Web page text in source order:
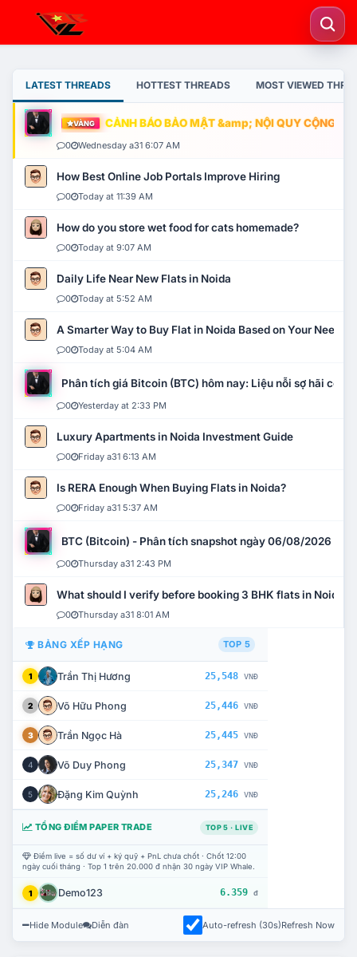
LATEST THREADS HOTTEST THREADS MOST VIEWED
VÀNG CẢNH BÁO BẢO MẬT &amp; NỘI QUY CỘNG
0 Wednesday a31 6:07 AM
How Best Online Job Portals Improve Hiring
0 Today at 11:39 AM
How do you store wet food for cats homemade?
0 Today at 9:07 AM
Daily Life Near New Flats in Noida
0 Today at 5:52 AM
A Smarter Way to Buy Flat in Noida Based on Your Needs
0 Today at 5:04 AM
Phân tích giá Bitcoin (BTC) hôm nay: Liệu nỗi sợ hãi có
0 Yesterday at 2:33 PM
Luxury Apartments in Noida Investment Guide
0 Friday a31 6:13 AM
Is RERA Enough When Buying Flats in Noida?
0 Friday a31 5:37 AM
BTC (Bitcoin) - Phân tích snapshot ngày 06/08/2026
0 Thursday a31 2:43 PM
What should I verify before booking 3 BHK flats in Noida?
0 Thursday a31 8:01 AM
BẢNG XẾP HẠNG TOP 5
1 Trần Thị Hương 25,548 VNĐ
2 Võ Hữu Phong 25,446 VNĐ
3 Trần Ngọc Hà 25,445 VNĐ
4 Võ Duy Phong 25,347 VNĐ
5 Đặng Kim Quỳnh 25,246 VNĐ
TỔNG ĐIỂM PAPER TRADE TOP 5 · LIVE
Điểm live = số dư ví + ký quỹ + PnL chưa chốt · Chốt 12:00
ngày cuối tháng · Top 1 trên 20.000 đ nhận 30 ngày VIP Whale.
1 Demo123 6.359 đ
Hide Module Diễn đàn Auto-refresh (30s)Refresh Now